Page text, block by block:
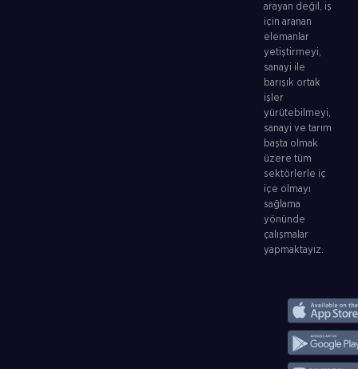
arayan değil, iş
için aranan
elemanlar
yetiştirmeyi,
sanayi ile
barışık ortak
işler
yürütebilmeyi,
sanayi ve tarım
başta olmak
üzere tüm
sektörlerle iç
içe olmayı
sağlama
yönünde
çalışmalar
yapmaktayız.